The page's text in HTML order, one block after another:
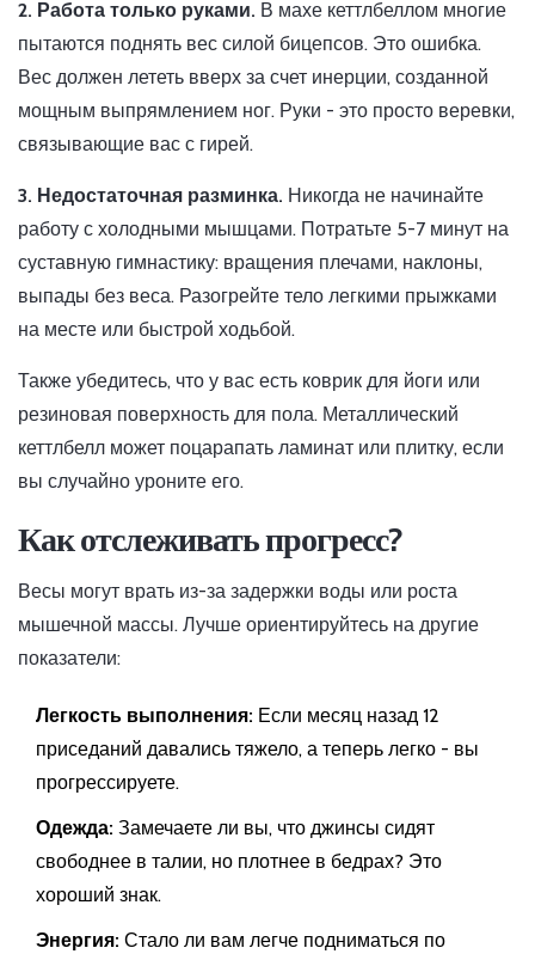
2. Работа только руками. В махе кеттлбеллом многие
пытаются поднять вес силой бицепсов. Это ошибка.
Вес должен лететь вверх за счет инерции, созданной
мощным выпрямлением ног. Руки - это просто веревки,
связывающие вас с гирей.
3. Недостаточная разминка. Никогда не начинайте
работу с холодными мышцами. Потратьте 5-7 минут на
суставную гимнастику: вращения плечами, наклоны,
выпады без веса. Разогрейте тело легкими прыжками
на месте или быстрой ходьбой.
Также убедитесь, что у вас есть коврик для йоги или
резиновая поверхность для пола. Металлический
кеттлбелл может поцарапать ламинат или плитку, если
вы случайно уроните его.
Как отслеживать прогресс?
Весы могут врать из-за задержки воды или роста
мышечной массы. Лучше ориентируйтесь на другие
показатели:
Легкость выполнения: Если месяц назад 12
приседаний давались тяжело, а теперь легко - вы
прогрессируете.
Одежда: Замечаете ли вы, что джинсы сидят
свободнее в талии, но плотнее в бедрах? Это
хороший знак.
Энергия: Стало ли вам легче подниматься по